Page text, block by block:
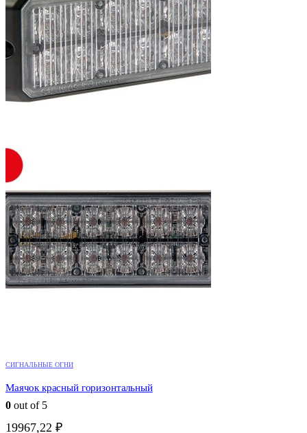
СИГНАЛЬНЫЕ ОГНИ
Маячок красный горизонтальный
0 out of 5
19967,22 ₽